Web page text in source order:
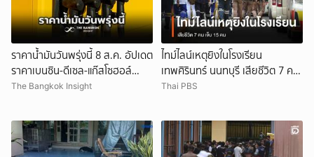
ราคาน้ำมันวันพรุ่งนี้ 8 ส.ค. อัปเดต
ราคาเบนซิน-ดีเซล-แก๊สโซฮอล์
ล่าสุดที่นี่
The Bangkok Insight
ไทม์ไลน์เหตุยิงในโรงเรียน
เทพศิรินทร์ นนทบุรี เสียชีวิต 7 คน
เจ็บ 15 คน
Thai PBS